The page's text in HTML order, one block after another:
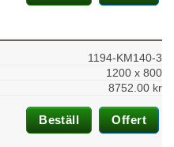
1194-KM140-3
1200 x 800
8752.00 kr
Beställ Offert